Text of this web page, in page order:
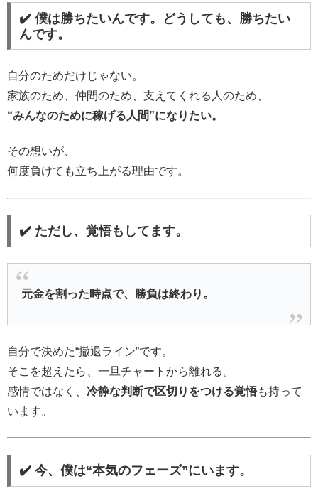
✔️ 僕は勝ちたいんです。どうしても、勝ちたい
んです。
自分のためだけじゃない。
家族のため、仲間のため、支えてくれる人のため、
“みんなのために稼げる人間”になりたい。
その想いが、
何度負けても立ち上がる理由です。
✔️ ただし、覚悟もしてます。
元金を割った時点で、勝負は終わり。
自分で決めた“撤退ライン”です。
そこを超えたら、一旦チャートから離れる。
感情ではなく、 冷静な判断で区切りをつける覚悟も持って
います。
✔️ 今、僕は“本気のフェーズ”にいます。